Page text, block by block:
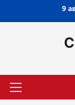
9
Основное